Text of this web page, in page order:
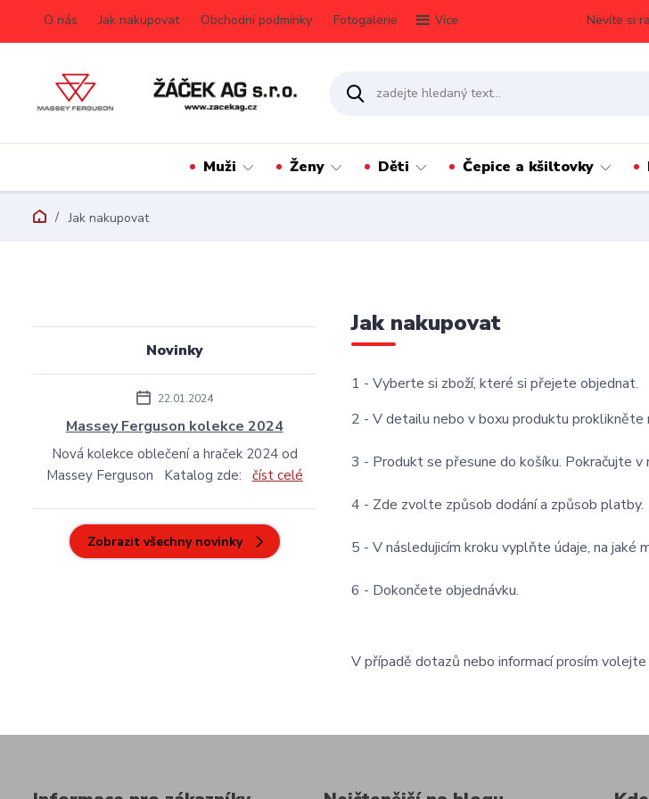
O nás Jak nakupovat Obchodní podmínky Fotogalerie Více Nevíte si
Muži Ženy Děti Čepice a kšiltovky
Jak nakupovat
Novinky
22.01.2024
Massey Ferguson kolekce 2024
Nová kolekce oblečení a hraček 2024 od
Massey Ferguson Katalog zde: číst celé
Zobrazit všechny novinky
Jak nakupovat
1 - Vyberte si zboží, které si přejete objednat.
2 - V detailu nebo v boxu produktu
3 - Produkt se přesune do košíku. Pokračujte
4 - Zde zvolte způsob dodání a způsob platby.
5 - V následujicím kroku vyplňte údaje, na jaké
6 - Dokončete objednávku.
V případě dotazů nebo informací prosím volejte